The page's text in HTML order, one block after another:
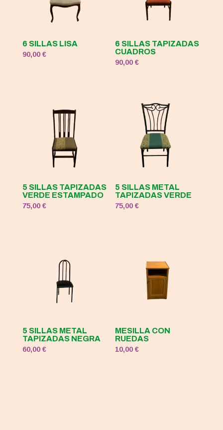
6 SILLAS LISA
90,00 €
6 SILLAS TAPIZADAS
CUADROS
90,00€
5 SILLAS TAPIZADAS
VERDE ESTAMPADO
75,00 €
5 SILLAS METAL
TAPIZADAS VERDE
75,00€
5 SILLAS METAL
TAPIZADAS NEGRA
60,00 €
MESILLA CON
RUEDAS
10,00€